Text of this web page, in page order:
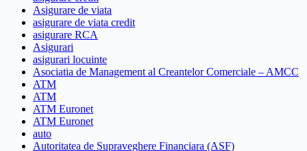
Asigurare de viata
asigurare de viata credit
asigurare RCA
Asigurari
asigurari locuinte
Asociatia de Management al Creantelor Comerciale – AMCC
ATM
ATM
ATM Euronet
ATM Euronet
auto
Autoritatea de Supraveghere Financiara (ASF)